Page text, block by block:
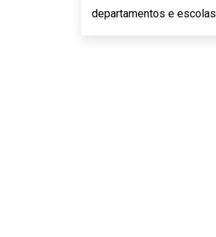
departamentos e escolas